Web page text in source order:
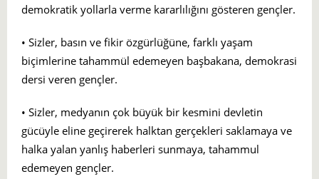
demokratik yollarla verme kararlılığını gösteren gençler.
• Sizler, basın ve fikir özgürlüğüne, farklı yaşam
biçimlerine tahammül edemeyen başbakana, demokrasi
dersi veren gençler.
• Sizler, medyanın çok büyük bir kesmini devletin
gücüyle eline geçirerek halktan gerçekleri saklamaya ve
halka yalan yanlış haberleri sunmaya, tahammul
edemeyen gençler.